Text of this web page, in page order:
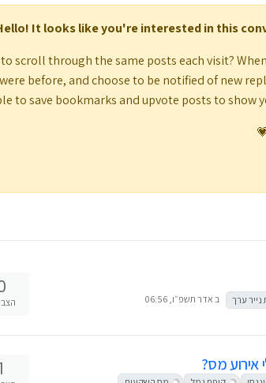
It looks like you're interested in this
scroll through the same posts each visit?
before, and choose to be notified of new
to save bookmarks and upvote posts to
נייר ערך ב אדר תשפ״ו, 06:56
אירוע מס? 1